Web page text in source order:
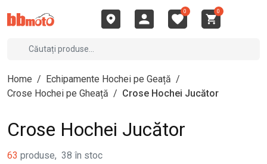
0 0
Home / Echipamente Hochei pe Geață /
Crose Hochei pe Gheață / Crose Hochei Jucător
Crose Hochei Jucător
63 produse, 38 în stoc